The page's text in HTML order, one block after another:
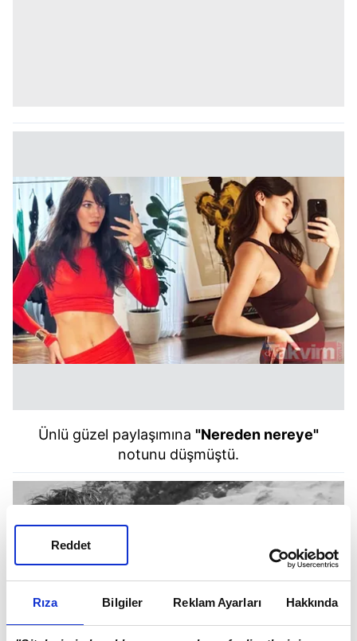
Rıza Bilgiler Reklam Ayarları Hakkında
Reddet
Ünlü güzel paylaşımına "Nereden nereye"
notunu düşmüştü.